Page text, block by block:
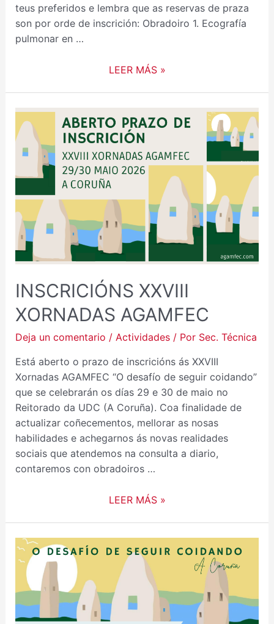
teus preferidos e lembra que as reservas de praza
son por orde de inscrición: Obradoiro 1. Ecografía
pulmonar en …
LEER MÁS »
INSCRICIÓNS XXVIII
XORNADAS AGAMFEC
Deja un comentario / Actividades/ Por Sec. Técnica
Está aberto o prazo de inscricións ás XXVIII
Xornadas AGAMFEC “O desafío de seguir coidando”
que se celebrarán os días 29 e 30 de maio no
Reitorado da UDC (A Coruña). Coa finalidade de
actualizar coñecementos, mellorar as nosas
habilidades e achegarnos ás novas realidades
sociais que atendemos na consulta a diario,
contaremos con obradoiros …
INSCRICIÓNS
XXVIII
XORNADAS
AGAMFEC
LEER MÁS »
ABERTO
PRAZO
DE
ENVÍO
DE
COMUNICACIÓNS